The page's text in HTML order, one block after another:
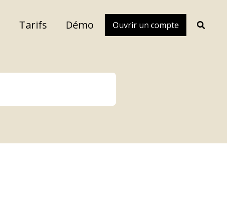
Tarifs Démo Ouvrir un compte Toggle